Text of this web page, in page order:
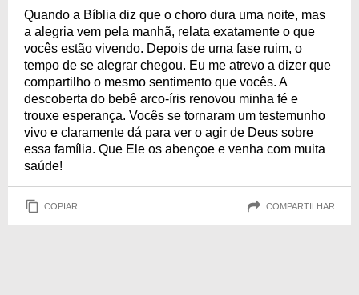
Quando a Bíblia diz que o choro dura uma noite, mas
a alegria vem pela manhã, relata exatamente o que
vocês estão vivendo. Depois de uma fase ruim, o
tempo de se alegrar chegou. Eu me atrevo a dizer que
compartilho o mesmo sentimento que vocês. A
descoberta do bebê arco-íris renovou minha fé e
trouxe esperança. Vocês se tornaram um testemunho
vivo e claramente dá para ver o agir de Deus sobre
essa família. Que Ele os abençoe e venha com muita
saúde!
COPIAR COMPARTILHAR